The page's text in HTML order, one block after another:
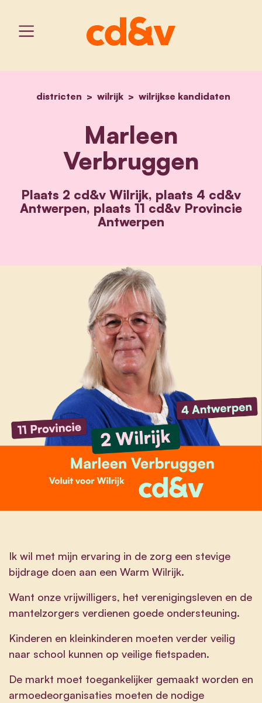
home
districten wilrijk wilrijkse kandidaten
marleen verbruggen
Marleen
Verbruggen
Plaats 2 cd&v Wilrijk, plaats 4 cd&v
Antwerpen, plaats 11 cd&v Provincie
Antwerpen
Ik wil met mijn ervaring in de zorg een stevige
bijdrage doen aan een Warm Wilrijk.
Want onze vrijwilligers, het verenigingsleven en de
mantelzorgers verdienen goede ondersteuning.
Kinderen en kleinkinderen moeten verder veilig
naar school kunnen op veilige fietspaden.
De markt moet toegankelijker gemaakt worden en
armoedeorganisaties moeten de nodige